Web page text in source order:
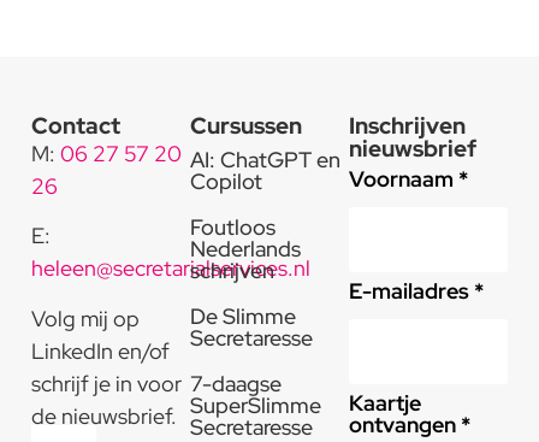
Contact
M: 06 27 57 20
26
E:
heleen@secretarialservices.nl
Volg mij op
LinkedIn en/of
schrijf je in voor
de nieuwsbrief.
Cursussen
AI: ChatGPT en
Copilot
Foutloos
Nederlands
schrijven
De Slimme
Secretaresse
7-daagse
SuperSlimme
Secretaresse
Inschrijven
nieuwsbrief
Voornaam *
E-mailadres *
Kaartje
ontvangen *